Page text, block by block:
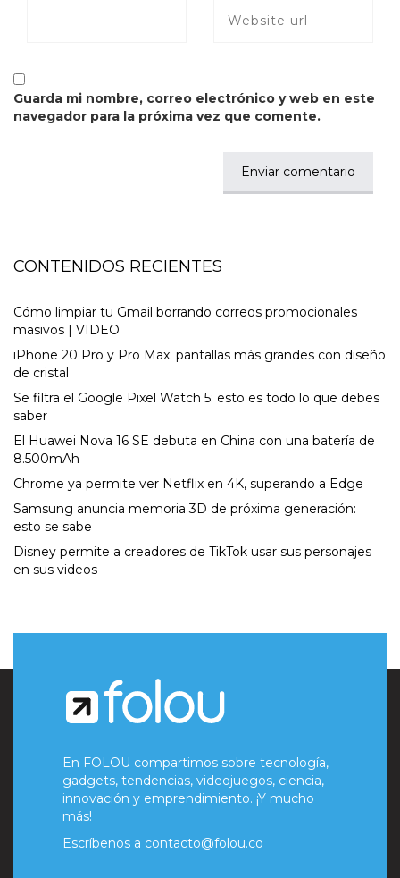
Guarda mi nombre, correo electrónico y web en este
navegador para la próxima vez que comente.
CONTENIDOS RECIENTES
Cómo limpiar tu Gmail borrando correos promocionales
masivos | VIDEO
iPhone 20 Pro y Pro Max: pantallas más grandes con diseño
de cristal
Se filtra el Google Pixel Watch 5: esto es todo lo que debes
saber
El Huawei Nova 16 SE debuta en China con una batería de
8.500mAh
Chrome ya permite ver Netflix en 4K, superando a Edge
Samsung anuncia memoria 3D de próxima generación:
esto se sabe
Disney permite a creadores de TikTok usar sus personajes
en sus videos
En FOLOU compartimos sobre tecnología,
gadgets, tendencias, videojuegos, ciencia,
innovación y emprendimiento. ¡Y mucho
más!
Escríbenos a contacto@folou.co